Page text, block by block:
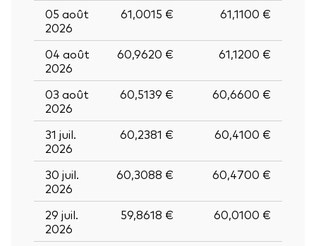
05 août
2026
61,0015 € 61,1100 €
04 août
2026
60,9620 € 61,1200 €
03 août
2026
60,5139 € 60,6600 €
31 juil.
2026
60,2381 € 60,4100 €
30 juil.
2026
60,3088 € 60,4700 €
29 juil.
2026
59,8618 € 60,0100 €